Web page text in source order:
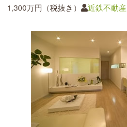
1,300万円（税抜き） 近鉄不動産